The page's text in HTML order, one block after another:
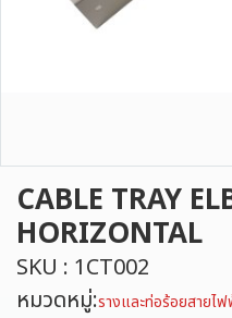
CABLE TRAY
HORIZONTAL
SKU : 1CT002
หมวดหมู่:รางและท่อร้อยสายไฟ